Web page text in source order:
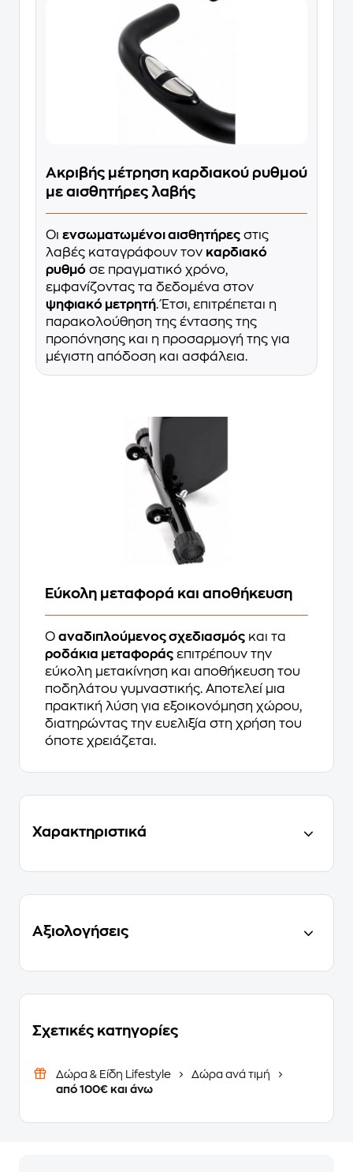
Ακριβής μέτρηση καρδιακού ρυθμού
με αισθητήρες λαβής
Οι ενσωματωμένοι αισθητήρες στις
λαβές καταγράφουν τον καρδιακό
ρυθμό σε πραγματικό χρόνο,
εμφανίζοντας τα δεδομένα στον
ψηφιακό μετρητή. Έτσι, επιτρέπεται η
παρακολούθηση της έντασης της
προπόνησης και η προσαρμογή της για
μέγιστη απόδοση και ασφάλεια.
Εύκολη μεταφορά και αποθήκευση
Ο αναδιπλούμενος σχεδιασμός και τα
ροδάκια μεταφοράς επιτρέπουν την
εύκολη μετακίνηση και αποθήκευση του
ποδηλάτου γυμναστικής. Αποτελεί μια
πρακτική λύση για εξοικονόμηση χώρου,
διατηρώντας την ευελιξία στη χρήση του
όποτε χρειάζεται.
Χαρακτηριστικά
Αξιολογήσεις
Σχετικές κατηγορίες
Δώρα & Είδη Lifestyle
Δώρα ανά τιμή
από 100€ και άνω